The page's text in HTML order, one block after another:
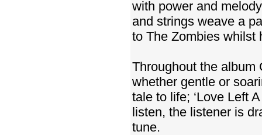
with power and
and strings weave a
to The Zombies whilst
Throughout the album
whether gentle or
tale to life; ‘Love Left
listen, the listener is
tune.